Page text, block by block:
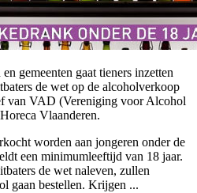
gemeenten gaat tieners inzetten
de wet op de alcoholverkoop
van VAD (Vereniging voor Alcohol
Vlaanderen.
worden aan jongeren onder de
een minimumleeftijd van 18 jaar.
de wet naleven, zullen
gaan bestellen. Krijgen ...